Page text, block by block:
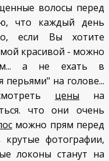
волосы перед
что каждый день
если Вы хотите
красивой - можно
а не ехать в
перьями" на голове...
цены на
что они очень
можно прям перед
фотографии,
локоны станут на